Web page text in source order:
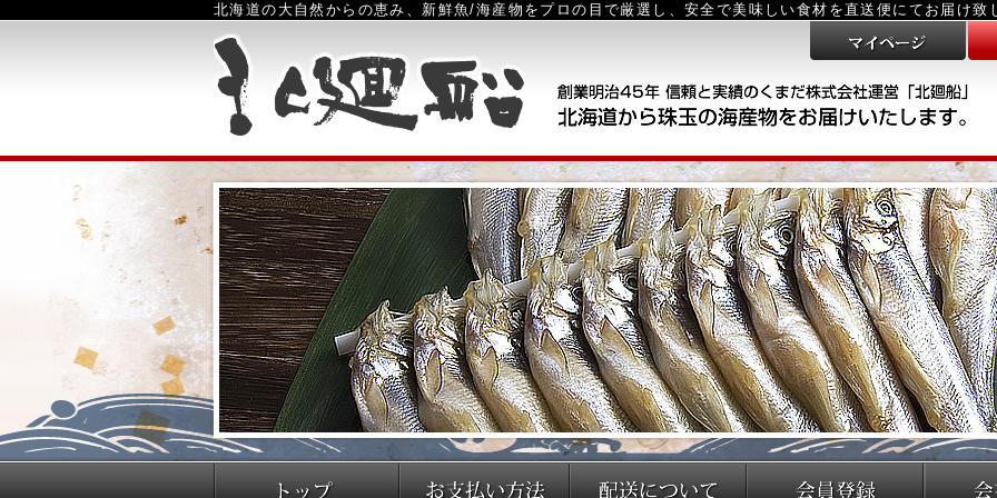
北海道の大自然からの恵み、新鮮魚/海産物をプロの目で厳選し、安全で美味しい食材を直送便にてお届け致